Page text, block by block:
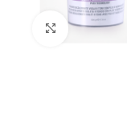
Click to